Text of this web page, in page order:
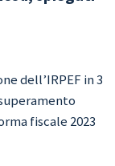
dell’IRPEF in 3
fiscale 2023